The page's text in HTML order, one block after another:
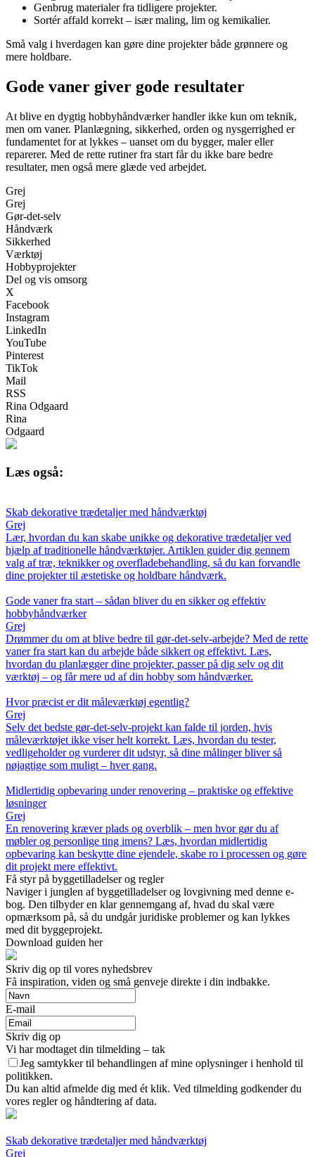
Genbrug materialer fra tidligere projekter.
Sortér affald korrekt – især maling, lim og kemikalier.
Små valg i hverdagen kan gøre dine projekter både grønnere og
mere holdbare.
Gode vaner giver gode resultater
At blive en dygtig hobbyhåndværker handler ikke kun om teknik,
men om vaner. Planlægning, sikkerhed, orden og nysgerrighed er
fundamentet for at lykkes – uanset om du bygger, maler eller
reparerer. Med de rette rutiner fra start får du ikke bare bedre
resultater, men også mere glæde ved arbejdet.
Grej
Grej
Gør-det-selv
Håndværk
Sikkerhed
Værktøj
Hobbyprojekter
Del og vis omsorg
X
Facebook
Instagram
LinkedIn
YouTube
Pinterest
TikTok
Mail
RSS
Rina Odgaard
Rina
Odgaard
Læs også:
Skab dekorative trædetaljer med håndværktøj
Grej
Lær, hvordan du kan skabe unikke og dekorative trædetaljer ved
hjælp af traditionelle håndværktøjer. Artiklen guider dig gennem
valg af træ, teknikker og overfladebehandling, så du kan forvandle
dine projekter til æstetiske og holdbare håndværk.
Gode vaner fra start – sådan bliver du en sikker og effektiv
hobbyhåndværker
Grej
Drømmer du om at blive bedre til gør-det-selv-arbejde? Med de rette
vaner fra start kan du arbejde både sikkert og effektivt. Læs,
hvordan du planlægger dine projekter, passer på dig selv og dit
værktøj – og får mere ud af din hobby som håndværker.
Hvor præcist er dit måleværktøj egentlig?
Grej
Selv det bedste gør-det-selv-projekt kan falde til jorden, hvis
måleværktøjet ikke viser helt korrekt. Læs, hvordan du tester,
vedligeholder og vurderer dit udstyr, så dine målinger bliver så
nøjagtige som muligt – hver gang.
Midlertidig opbevaring under renovering – praktiske og effektive
løsninger
Grej
En renovering kræver plads og overblik – men hvor gør du af
møbler og personlige ting imens? Læs, hvordan midlertidig
opbevaring kan beskytte dine ejendele, skabe ro i processen og gøre
dit projekt mere effektivt.
Få styr på byggetilladelser og regler
Naviger i junglen af byggetilladelser og lovgivning med denne e-
bog. Den tilbyder en klar gennemgang af, hvad du skal være
opmærksom på, så du undgår juridiske problemer og kan lykkes
med dit byggeprojekt.
Download guiden her
Skriv dig op til vores nyhedsbrev
Få inspiration, viden og små genveje direkte i din indbakke.
E-mail
Skriv dig op
Vi har modtaget din tilmelding – tak
Jeg samtykker til behandlingen af mine oplysninger i henhold til
politikken.
Du kan altid afmelde dig med ét klik. Ved tilmelding godkender du
vores regler og håndtering af data.
Skab dekorative trædetaljer med håndværktøj
Grej